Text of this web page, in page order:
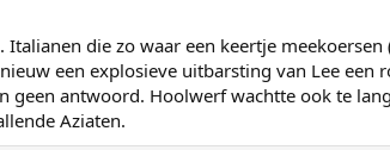
Italianen die zo waar een keertje
een explosieve uitbarsting van Lee
geen antwoord. Hoolwerf wachtte ook te
Aziaten.